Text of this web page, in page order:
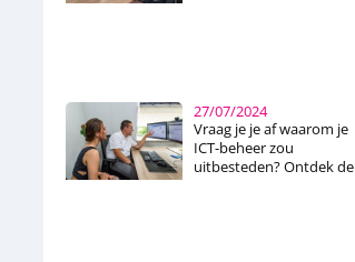
27/07/2024
Vraag je je af waarom je
ICT-beheer zou
uitbesteden? Ontdek de